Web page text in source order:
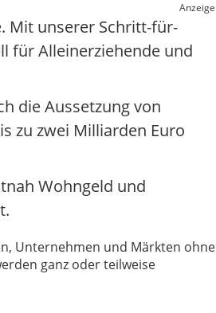
Anzeige
Mit unserer Schritt-für-
für Alleinerziehende und
die Aussetzung von
zu zwei Milliarden Euro
Wohngeld und
Unternehmen und Märkten ohne
ganz oder teilweise